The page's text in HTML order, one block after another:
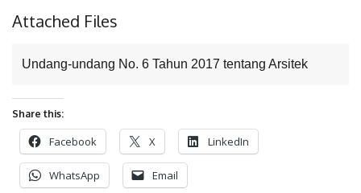
Attached Files
Undang-undang No. 6 Tahun 2017 tentang Arsitek
Share this:
Facebook X LinkedIn
WhatsApp Email